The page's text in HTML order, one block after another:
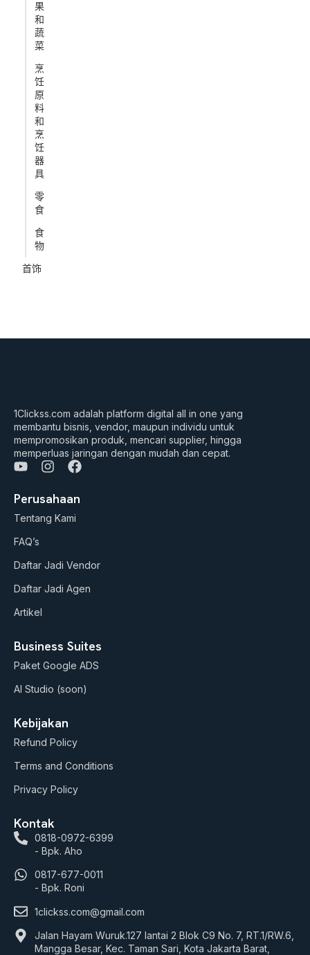
果
和
蔬
菜
烹
饪
原
料
和
烹
饪
器
具
零
食
食
物
首饰
1Clickss.com adalah platform digital all in one yang
membantu bisnis, vendor, maupun individu untuk
mempromosikan produk, mencari supplier, hingga
memperluas jaringan dengan mudah dan cepat.
Y
u
t
u
b
e
I
s
t
a
a
F
c
e
b
k
Perusahaan
Tentang Kami
FAQ’s
Daftar Jadi Vendor
Daftar Jadi Agen
Artikel
Business Suites
Paket Google ADS
AI Studio (soon)
Kebijakan
Refund Policy
Terms and Conditions
Privacy Policy
Kontak
0818-0972-6399
- Bpk. Aho
0817-677-0011
- Bpk. Roni
1clickss.com@gmail.com
Jalan Hayam Wuruk.127 lantai 2 Blok C9 No. 7, RT.1/RW.6,
Mangga Besar, Kec. Taman Sari, Kota Jakarta Barat,